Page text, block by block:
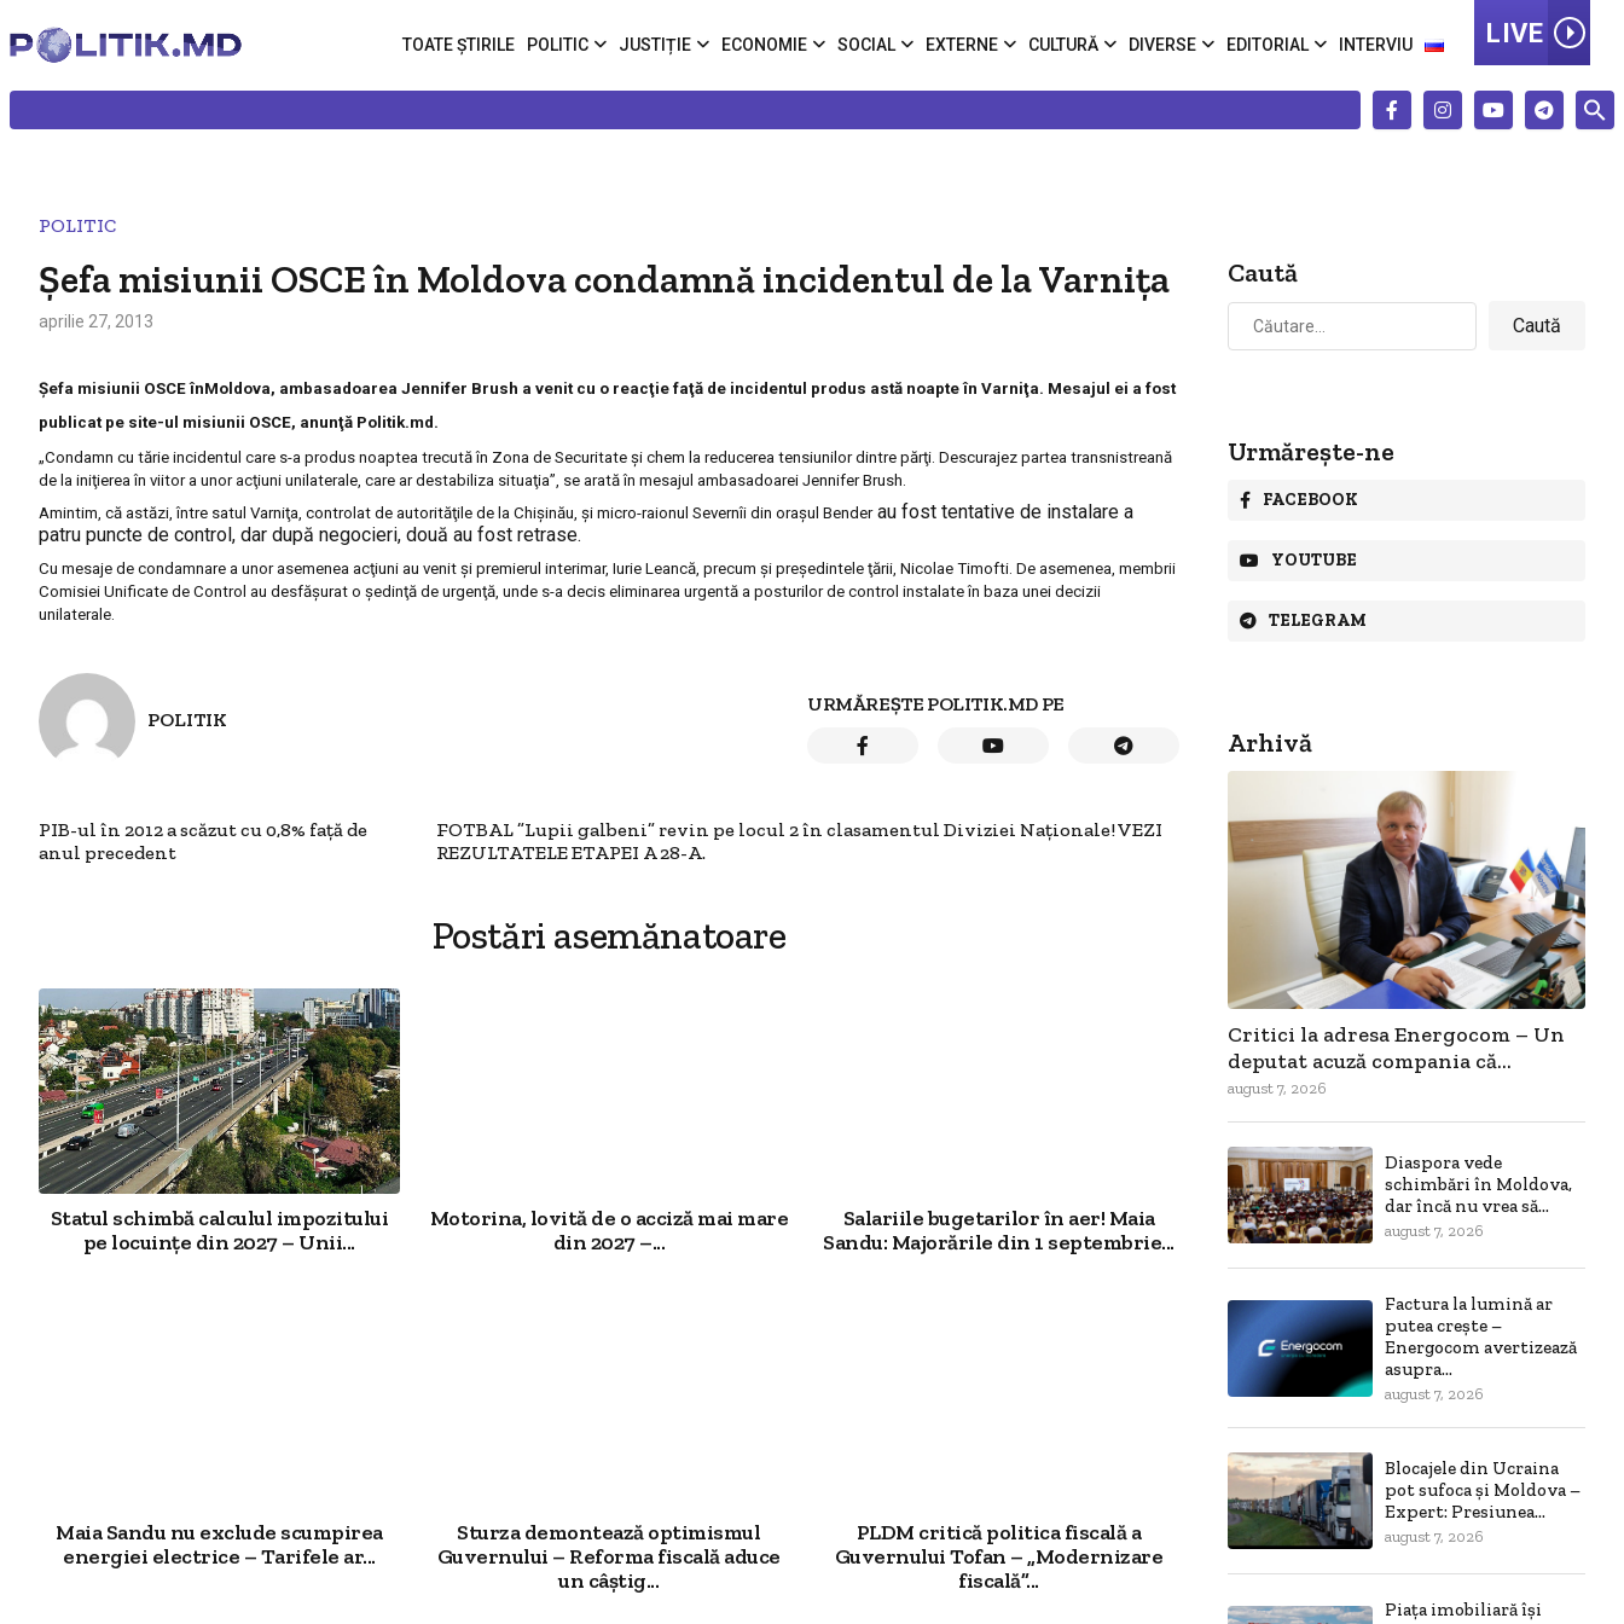
TOATE ȘTIRILE POLITIC JUSTIȚIE ECONOMIE SOCIAL EXTERNE CULTURĂ DIVERSE EDITORIAL INTERVIU LIVE
POLITIC
Şefa misiunii OSCE în Moldova condamnă incidentul de la Varniţa
aprilie 27, 2013
Şefa misiunii OSCE înMoldova, ambasadoarea Jennifer Brush a venit cu o reacţie faţă de incidentul produs astă noapte în Varniţa. Mesajul ei a fost
publicat pe site-ul misiunii OSCE, anunţă Politik.md.
„Condamn cu tărie incidentul care s-a produs noaptea trecută în Zona de Securitate şi chem la reducerea tensiunilor dintre părţi. Descurajez partea transnistreană
de la iniţierea în viitor a unor acţiuni unilaterale, care ar destabiliza situaţia”, se arată în mesajul ambasadoarei Jennifer Brush.
Amintim, că astăzi,între satul Varniţa, controlat de autorităţile de la Chişinău, şi micro-raionul Severnîi din oraşul Benderau fost tentative de instalare a
patru puncte de control, dar după negocieri, două au fost retrase.
Cu mesaje de condamnare a unor asemenea acţiuni au venit şi premierul interimar, Iurie Leancă, precum şi preşedintele ţării, Nicolae Timofti. De asemenea, membrii
Comisiei Unificate de Control au desfăşurat o şedinţă de urgenţă, unde s-a decis eliminarea urgentă a posturilor de control instalate în baza unei decizii
unilaterale.
POLITIK
URMĂREȘTE POLITIK.MD PE
PIB-ul în 2012 a scăzut cu 0,8% faţă de
anul precedent
FOTBAL ”Lupii galbeni” revin pe locul 2 în clasamentul Diviziei Naționale! VEZI
REZULTATELE ETAPEI A 28-A.
Postări asemănatoare
Statul schimbă calculul impozitului
pe locuințe din 2027 – Unii...
Motorina, lovită de o acciză mai mare
din 2027 –...
Salariile bugetarilor în aer! Maia
Sandu: Majorările din 1 septembrie...
Maia Sandu nu exclude scumpirea
energiei electrice – Tarifele ar...
Sturza demontează optimismul
Guvernului – Reforma fiscală aduce
un câștig...
PLDM critică politica fiscală a
Guvernului Tofan – „Modernizare
fiscală”...
Caută
Caută
după:
Urmărește-ne
FACEBOOK
YOUTUBE
TELEGRAM
Arhivă
Critici la adresa Energocom – Un
deputat acuză compania că...
august 7, 2026
Diaspora vede
schimbări în Moldova,
dar încă nu vrea să...
august 7, 2026
Factura la lumină ar
putea crește –
Energocom avertizează
asupra...
august 7, 2026
Blocajele din Ucraina
pot sufoca și Moldova –
Expert: Presiunea...
august 7, 2026
Piața imobiliară își